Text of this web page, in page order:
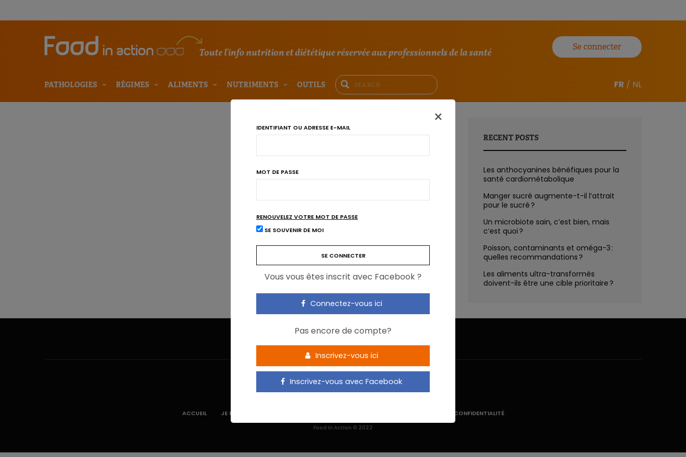
Toute l'info nutrition et diététique réservée aux professionnels de la santé
Se connecter
PATHOLOGIES RÉGIMES ALIMENTS NUTRIMENTS OUTILS FR / NL
RECENT POSTS
Les anthocyanines bénéfiques pour la
santé cardiométabolique
Manger sucré augmente-t-il l’attrait
pour le sucré ?
Un microbiote sain, c’est bien, mais
c’est quoi ?
Poisson, contaminants et oméga-3 :
quelles recommandations ?
Les aliments ultra-transformés
doivent-ils être une cible prioritaire ?
×
IDENTIFIANT OU ADRESSE E-MAIL
MOT DE PASSE
RENOUVELEZ VOTRE MOT DE PASSE
SE SOUVENIR DE MOI
Vous vous êtes inscrit avec Facebook ?
Connectez-vous ici
Pas encore de compte?
Inscrivez-vous ici
Inscrivez-vous avec Facebook
ACCUEIL JE M’INSCRIS POLITIQUE DE CONFIDENTIALITÉ
Food In Action © 2022